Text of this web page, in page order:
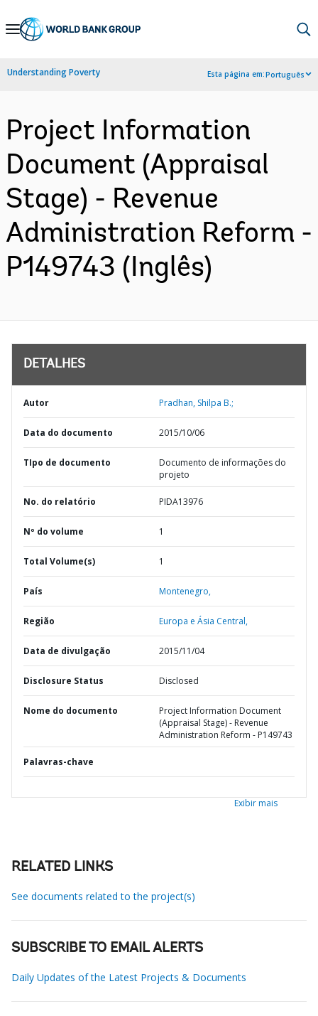
Skip
Navigation
Understanding Poverty Esta página em:Português
Project Information
Document (Appraisal
Stage) - Revenue
Administration Reform -
P149743 (Inglês)
DETALHES
Autor Pradhan, Shilpa B.;
Data do documento 2015/10/06
TIpo de documento
Documento de informações do
projeto
No. do relatório PIDA13976
Nº do volume 1
Total Volume(s) 1
País Montenegro,
Região Europa e Ásia Central,
Data de divulgação 2015/11/04
Disclosure Status Disclosed
Nome do documento
Project Information Document
(Appraisal Stage) - Revenue
Administration Reform - P149743
Palavras-chave
Exibir mais
RELATED LINKS
See documents related to the project(s)
SUBSCRIBE TO EMAIL ALERTS
Daily Updates of the Latest Projects & Documents